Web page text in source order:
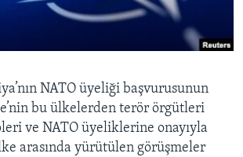
NATO üyeliği başvurusunun
bu ülkelerden terör örgütleri
ve NATO üyeliklerine onayıyla
arasında yürütülen görüşmeler